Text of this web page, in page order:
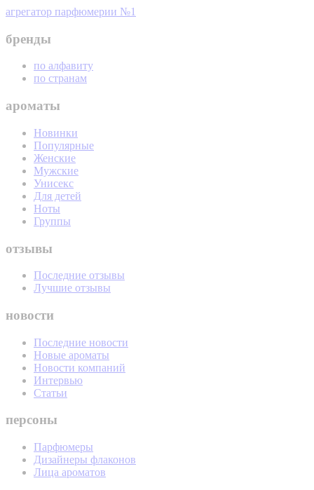
агрегатор парфюмерии №1
бренды
по алфавиту
по странам
ароматы
Новинки
Популярные
Женские
Мужские
Унисекс
Для детей
Ноты
Группы
отзывы
Последние отзывы
Лучшие отзывы
новости
Последние новости
Новые ароматы
Новости компаний
Интервью
Статьи
персоны
Парфюмеры
Дизайнеры флаконов
Лица ароматов